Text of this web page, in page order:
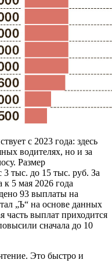
с 2023 года: здесь
водителях, но и за
Размер
3 тыс. до 15 тыс. руб. За
к 5 мая 2026 года
93 выплаты на
„Ъ“ на основе данных
часть выплат приходится
сначала до 10
Это быстро и